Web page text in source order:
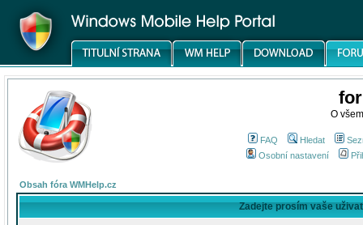
O
FAQ Hledat
Osobní nastavení
Obsah fóra WMHelp.cz
Zadejte prosím vaše